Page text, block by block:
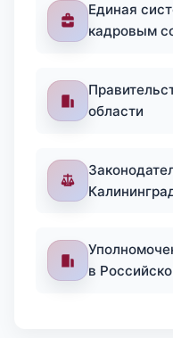
Единая
кадровым
области
в